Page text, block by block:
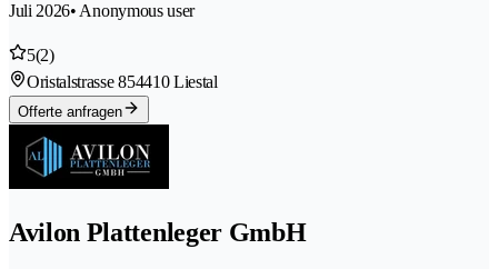
Juli 2026• Anonymous user
5(2)
Oristalstrasse 854410 Liestal
Offerte anfragen
Avilon Plattenleger GmbH